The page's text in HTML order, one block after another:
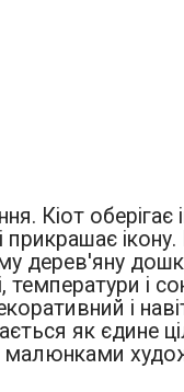
Кіот оберігає
ікону.
дерев'яну
і
і
як єдине